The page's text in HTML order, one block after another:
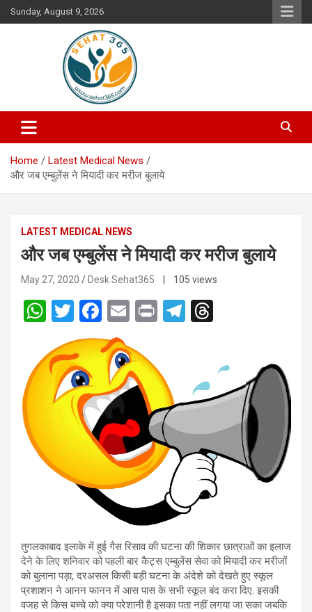
Skip
to
Sunday, August 9, 2026
Sehat365
Your's Complete Health Guide
Home
Latest Medical News
और जब एम्बुलेंस ने मियादी कर मरीज बुलाये
LATEST MEDICAL NEWS
और जब एम्बुलेंस ने मियादी कर मरीज बुलाये
May 27, 2020 Desk Sehat365 | 105 views
W
at
s
A
T
wi
tt
er
F
a
ce
b
o
o
k
E
ail
Pr T
gr
a
a
d
तुगलकाबाद इलाके में हुई गैस रिसाव की घटना की शिकार छात्राओं का इलाज
देने के लिए शनिवार को पहली बार कैट्स एम्बुलेंस सेवा को मियादी कर मरीजों
को बुलाना पड़ा, दरअसल किसी बड़ी घटना के अंदेशे को देखते हुए स्कूल
प्रशाशन ने आनन फानन में आस पास के सभी स्कूल बंद करा दिए. इसकी
वजह से किस बच्चे को क्या परेशानी है इसका पता नहीं लगया जा सका जबकि